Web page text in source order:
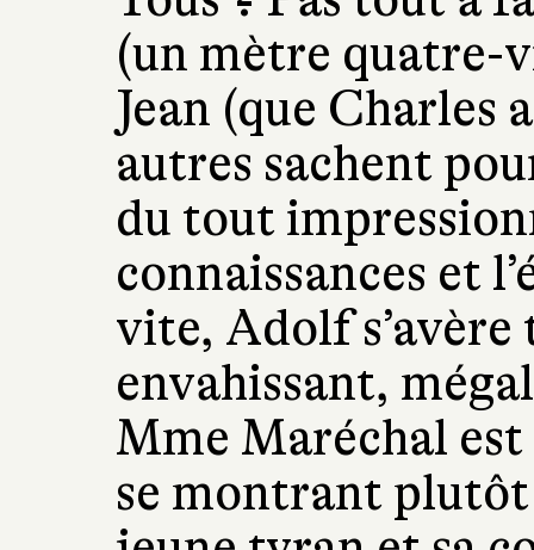
(un mètre quatre-
Jean (que Charles
autres sachent
du tout
connaissances et
vite, Adolf
envahissant,
Mme Maréchal
se montrant